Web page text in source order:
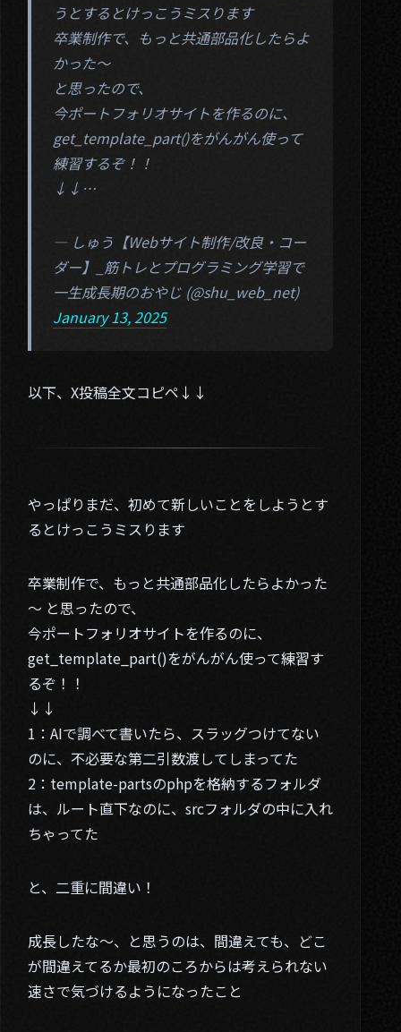
01. About
02. Works
04. Contact
うとするとけっこうミスります
卒業制作で、もっと共通部品化したらよ
かった～
と思ったので、
今ポートフォリオサイトを作るのに、
get_template_part()をがんがん使って
練習するぞ！！
↓↓…
— しゅう【Webサイト制作/改良・コー
ダー】_筋トレとプログラミング学習で
一生成長期のおやじ (@shu_web_net)
January 13, 2025
以下、X投稿全文コピペ↓↓
やっぱりまだ、初めて新しいことをしようとす
るとけっこうミスります
卒業制作で、もっと共通部品化したらよかった
～ と思ったので、
今ポートフォリオサイトを作るのに、
get_template_part()をがんがん使って練習す
るぞ！！
↓↓
1：AIで調べて書いたら、スラッグつけてない
のに、不必要な第二引数渡してしまってた
2：template-partsのphpを格納するフォルダ
は、ルート直下なのに、srcフォルダの中に入れ
ちゃってた
と、二重に間違い！
成長したな～、と思うのは、間違えても、どこ
が間違えてるか最初のころからは考えられない
速さで気づけるようになったこと